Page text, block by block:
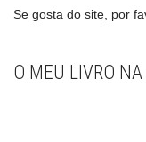
Se gosta do site, por
O MEU LIVRO